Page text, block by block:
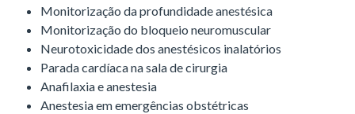
Monitorização da profundidade anestésica
Monitorização do bloqueio neuromuscular
Neurotoxicidade dos anestésicos inalatórios
Parada cardíaca na sala de cirurgia
Anafilaxia e anestesia
Anestesia em emergências obstétricas